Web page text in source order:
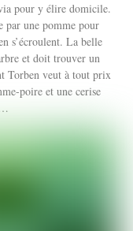
pour y élire domicile.
par une pomme pour
s’écroulent. La belle
et doit trouver un
Torben veut à tout prix
poire et une cerise